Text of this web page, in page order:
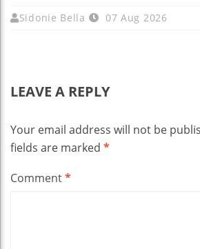
Sidonie Bella 07 Aug 2026
LEAVE A REPLY
Your email address will not be
fields are marked *
Comment*